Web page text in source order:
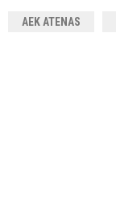
AEK ATENAS